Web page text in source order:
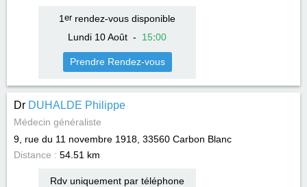
1 errendez-vous disponible
Lundi 10 Août - 15:00
Prendre Rendez-vous
Dr DUHALDE Philippe
Médecin généraliste
9, rue du 11 novembre 1918, 33560 Carbon Blanc
Distance : 54.51 km
Rdv uniquement par téléphone